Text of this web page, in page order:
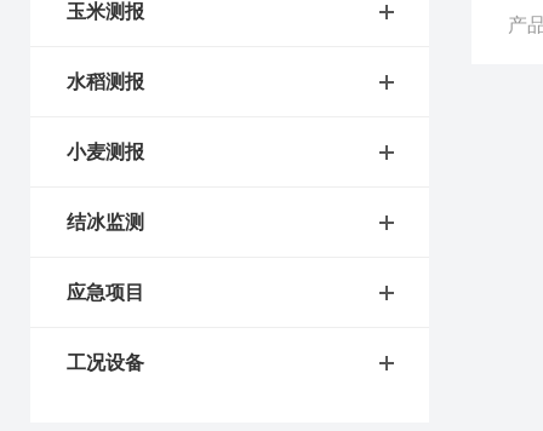
玉米测报
水稻测报
小麦测报
结冰监测
应急项目
工况设备
产